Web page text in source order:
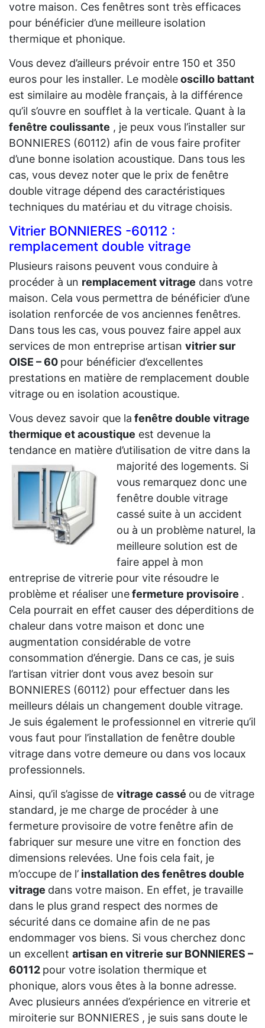
votre maison. Ces fenêtres sont très efficaces
pour bénéficier d’une meilleure isolation
thermique et phonique.
Vous devez d’ailleurs prévoir entre 150 et 350
euros pour les installer. Le modèleoscillo battant
est similaire au modèle français, à la différence
qu’il s’ouvre en soufflet à la verticale. Quant à la
fenêtre coulissante , je peux vous l’installer sur
BONNIERES (60112) afin de vous faire profiter
d’une bonne isolation acoustique. Dans tous les
cas, vous devez noter que le prix de fenêtre
double vitrage dépend des caractéristiques
techniques du matériau et du vitrage choisis.
Vitrier BONNIERES -60112 :
remplacement double vitrage
Plusieurs raisons peuvent vous conduire à
procéder à un remplacement vitrage dans votre
maison. Cela vous permettra de bénéficier d’une
isolation renforcée de vos anciennes fenêtres.
Dans tous les cas, vous pouvez faire appel aux
services de mon entreprise artisan vitrier sur
OISE – 60 pour bénéficier d’excellentes
prestations en matière de remplacement double
vitrage ou en isolation acoustique.
Vous devez savoir que la fenêtre double vitrage
thermique et acoustique est devenue la
tendance en matière d’utilisation de vitre dans la
majorité des logements. Si
vous remarquez donc une
fenêtre double vitrage
cassé suite à un accident
ou à un problème naturel, la
meilleure solution est de
faire appel à mon
entreprise de vitrerie pour vite résoudre le
problème et réaliser unefermeture provisoire .
Cela pourrait en effet causer des déperditions de
chaleur dans votre maison et donc une
augmentation considérable de votre
consommation d’énergie. Dans ce cas, je suis
l’artisan vitrier dont vous avez besoin sur
BONNIERES (60112) pour effectuer dans les
meilleurs délais un changement double vitrage.
Je suis également le professionnel en vitrerie qu’il
vous faut pour l’installation de fenêtre double
vitrage dans votre demeure ou dans vos locaux
professionnels.
Ainsi, qu’il s’agisse de vitrage cassé ou de vitrage
standard, je me charge de procéder à une
fermeture provisoire de votre fenêtre afin de
fabriquer sur mesure une vitre en fonction des
dimensions relevées. Une fois cela fait, je
m’occupe de l’ installation des fenêtres double
vitrage dans votre maison. En effet, je travaille
dans le plus grand respect des normes de
sécurité dans ce domaine afin de ne pas
endommager vos biens. Si vous cherchez donc
un excellent artisan en vitrerie sur BONNIERES –
60112 pour votre isolation thermique et
phonique, alors vous êtes à la bonne adresse.
Avec plusieurs années d’expérience en vitrerie et
miroiterie sur BONNIERES , je suis sans doute le